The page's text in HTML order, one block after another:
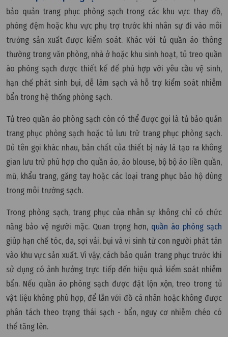
bảo quản trang phục phòng sạch trong các khu vực thay đồ,
phòng đệm hoặc khu vực phụ trợ trước khi nhân sự đi vào môi
trường sản xuất được kiểm soát. Khác với tủ quần áo thông
thường trong văn phòng, nhà ở hoặc khu sinh hoạt, tủ treo quần
áo phòng sạch được thiết kế để phù hợp với yêu cầu vệ sinh,
hạn chế phát sinh bụi, dễ làm sạch và hỗ trợ kiểm soát nhiễm
bẩn trong hệ thống phòng sạch.
Tủ treo quần áo phòng sạch còn có thể được gọi là tủ bảo quản
trang phục phòng sạch hoặc tủ lưu trữ trang phục phòng sạch.
Dù tên gọi khác nhau, bản chất của thiết bị này là tạo ra không
gian lưu trữ phù hợp cho quần áo, áo blouse, bộ bộ áo liền quần,
mũ, khẩu trang, găng tay hoặc các loại trang phục bảo hộ dùng
trong môi trường sạch.
Trong phòng sạch, trang phục của nhân sự không chỉ có chức
năng bảo vệ người mặc. Quan trọng hơn, quần áo phòng sạch
giúp hạn chế tóc, da, sợi vải, bụi và vi sinh từ con người phát tán
vào khu vực sản xuất. Vì vậy, cách bảo quản trang phục trước khi
sử dụng có ảnh hưởng trực tiếp đến hiệu quả kiểm soát nhiễm
bẩn. Nếu quần áo phòng sạch được đặt lộn xộn, treo trong tủ
vật liệu không phù hợp, để lẫn với đồ cá nhân hoặc không được
phân tách theo trạng thái sạch - bẩn, nguy cơ nhiễm chéo có
thể tăng lên.